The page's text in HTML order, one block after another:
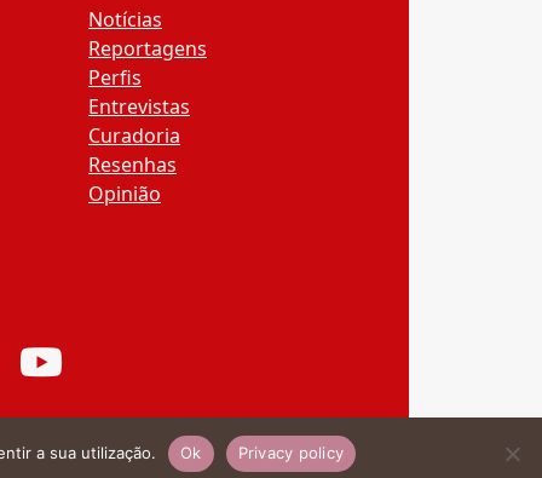
Notícias
Reportagens
Perfis
Entrevistas
Curadoria
Resenhas
Opinião
a sua utilização. Ok Privacy policy